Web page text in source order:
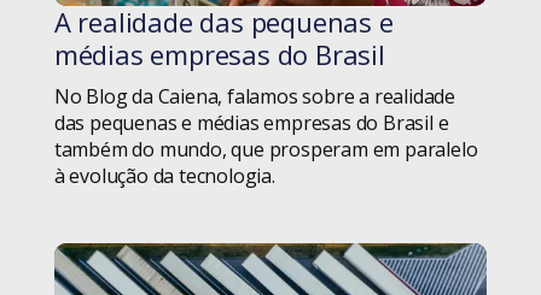
Pessoas
Pessoas
Podcast
Produtividade
Produtos
#blog
A realidade das pequenas e
médias empresas do Brasil
No Blog da Caiena, falamos sobre a realidade
das pequenas e médias empresas do Brasil e
também do mundo, que prosperam em paralelo
à evolução da tecnologia.